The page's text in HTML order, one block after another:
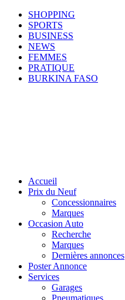
SHOPPING
SPORTS
BUSINESS
NEWS
FEMMES
PRATIQUE
BURKINA FASO
Accueil
Prix du Neuf
Concessionnaires
Marques
Occasion Auto
Recherche
Marques
Dernières annonces
Poster Annonce
Services
Garages
Pneumatiques